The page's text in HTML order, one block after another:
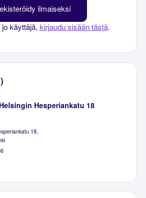
ilmaiseksi
käyttäjä, kirjaudu sisään tästä.
Hesperiankatu 18
18,